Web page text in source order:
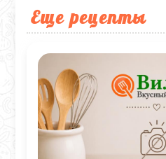
Еще рецепты